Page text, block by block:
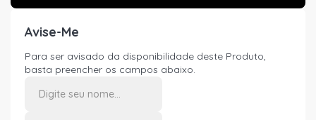
Avise-Me
Para ser avisado da disponibilidade deste Produto,
basta preencher os campos abaixo.